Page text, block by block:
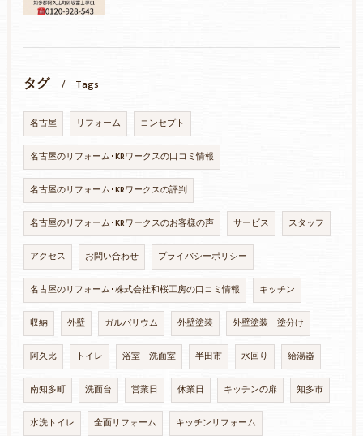
タグ Tags
名古屋 リフォーム コンセプト
名古屋のリフォーム･KRワークスの口コミ情報
名古屋のリフォーム･KRワークスの評判
名古屋のリフォーム･KRワークスのお客様の声 サービス スタッフ
アクセス お問い合わせ プライバシーポリシー
名古屋のリフォーム･株式会社和桜工房の口コミ情報 キッチン
収納 外壁 ガルバリウム 外壁塗装 外壁塗装 塗分け
阿久比 トイレ 浴室 洗面室 半田市 水回り 給湯器
南知多町 洗面台 営業日 休業日 キッチンの扉 知多市
水洗トイレ 全面リフォーム キッチンリフォーム